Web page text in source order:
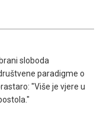
sloboda
paradigme o
"Više je vjere u